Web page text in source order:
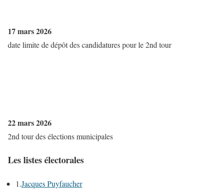
17 mars 2026
date limite de dépôt des candidatures pour le 2nd tour
22 mars 2026
2nd tour des élections municipales
Les listes électorales
1.Jacques Puyfaucher